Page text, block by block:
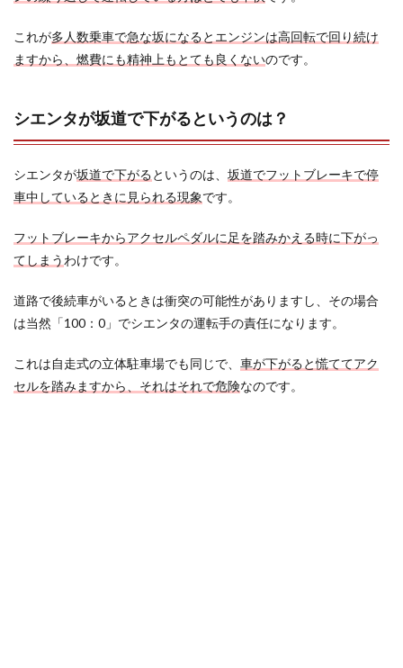
これが多人数乗車で急な坂になるとエンジンは高回転で回り続け
ますから、燃費にも精神上もとても良くないのです。
シエンタが坂道で下がるというのは？
シエンタが坂道で下がるというのは、 坂道でフットブレーキで停
車中しているときに見られる現象です。
フットブレーキからアクセルペダルに足を踏みかえる時に下がっ
てしまう わけです。
道路で後続車がいるときは衝突の可能性がありますし、その場合
は当然「100：0」でシエンタの運転手の責任になります。
これは自走式の立体駐車場でも同じで、 車が下がると慌ててアク
セルを踏みますから、それはそれで危険なのです。